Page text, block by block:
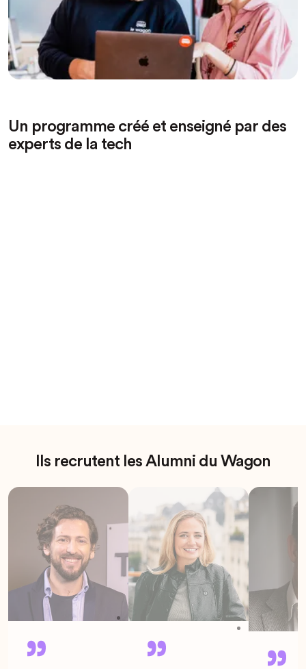
Un programme créé et enseigné par des
experts de la tech
Ils recrutent les Alumni du Wagon